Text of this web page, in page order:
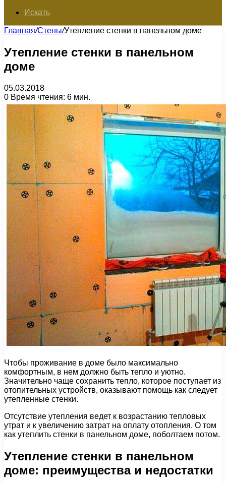
Искать
Главная/Стены/Утепление стенки в панельном доме
Утепление стенки в панельном
доме
05.03.2018
0 Время чтения: 6 мин.
Чтобы проживание в доме было максимально
комфортным, в нем должно быть тепло и уютно.
Значительно чаще сохранить тепло, которое поступает из
отопительных устройств, оказывают помощь как следует
утепленные стенки.
Отсутствие утепления ведет к возрастанию тепловых
утрат и к увеличению затрат на оплату отопления. О том
как утеплить стенки в панельном доме, поболтаем потом.
Утепление стенки в панельном
доме: преимущества и недостатки